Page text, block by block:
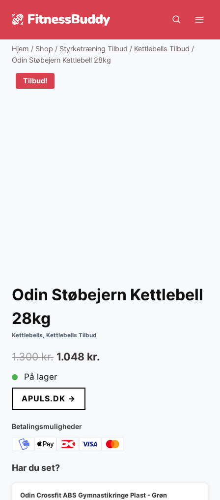
Hjem / Shop / Styrketræning Tilbud / Kettlebells Tilbud /
Odin Støbejern Kettlebell 28kg
Tilbud!
Odin Støbejern Kettlebell
28kg
Kettlebells, Kettlebells Tilbud
1.300kr. Den
oprindelige
pris
var:
1.300 kr..
1.048 kr.
På lager
APULS.DK →
Betalingsmuligheder
Har du set?
Odin Crossfit ABS Gymnastikringe Plast - Grøn